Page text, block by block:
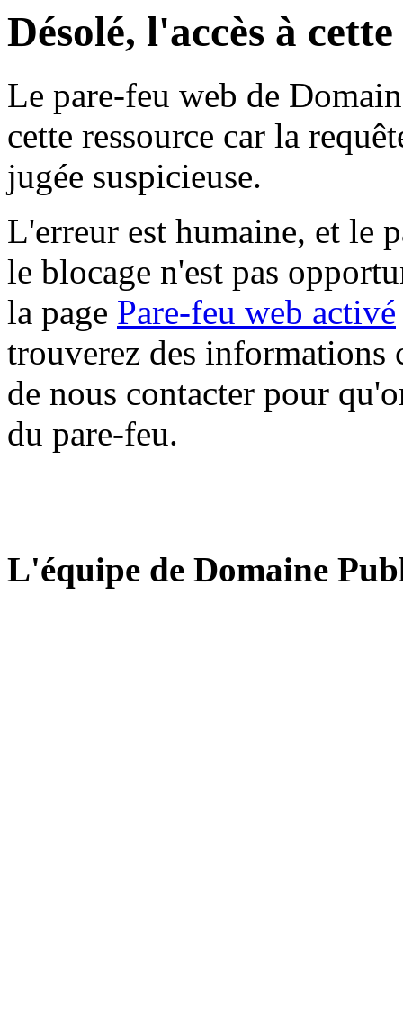
Désolé, l'accès à
Le pare-feu web de
cette ressource car la
jugée suspicieuse.
L'erreur est humaine, et le
le blocage n'est pas
la page Pare-feu web activé
trouverez des informations
de nous contacter pour
du pare-feu.
L'équipe de Domaine